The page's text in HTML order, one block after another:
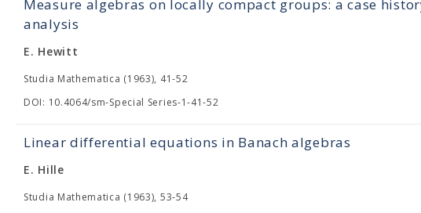
Measure algebras on locally compact groups: a case
analysis
E. Hewitt
Studia Mathematica (1963), 41-52
DOI: 10.4064/sm-Special Series-1-41-52
Linear differential equations in Banach algebras
E. Hille
Studia Mathematica (1963), 53-54